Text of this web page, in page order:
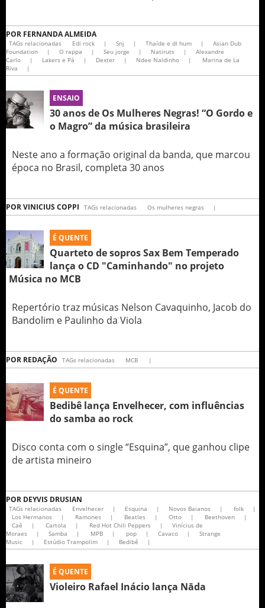
POR FERNANDA ALMEIDA
TAGs relacionadas Edi rock | Snj | Thaíde e dl hum |
Asian Dub
Foundation
| O rappa | Seu jorge | Natiruts |
Alexandre
Carlo
| Lakers e Pá | Dexter | Ndee Naldinho |
Marina de La
Riva
|
ENSAIO
30 anos de Os Mulheres Negras! “O Gordo e
o Magro” da música brasileira
Neste ano a formação original da banda, que marcou
época no Brasil, completa 30 anos
PORVINICIUS COPPI TAGs relacionadas Os mulheres negras |
É QUENTE
Quarteto de sopros Sax Bem Temperado
lança o CD "Caminhando" no projeto
Música no MCB
Repertório traz músicas Nelson Cavaquinho, Jacob do
Bandolim e Paulinho da Viola
POR REDAÇÃO TAGs relacionadas MCB |
É QUENTE
Bedibê lança Envelhecer, com influências
do samba ao rock
Disco conta com o single “Esquina”, que ganhou clipe
de artista mineiro
POR DEYVIS DRUSIAN
TAGs relacionadas Envelhecer | Esquina | Novos Baianos | folk
|
Los Hermanos
| Ramones | Beatles | Otto | Beethoven
|
Caê
| Cartola | Red Hot Chili Peppers |
Vinícius de
Moraes
| Samba | MPB | pop | Cavaco |
Strange
Music
| Estúdio Trampolim | Bedibê |
É QUENTE
Violeiro Rafael Inácio lança Nāda